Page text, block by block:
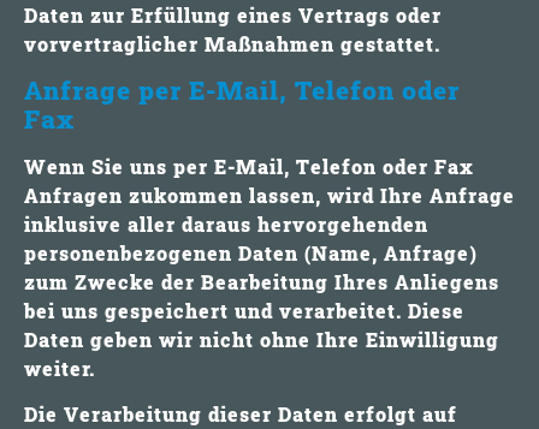
Daten zur Erfüllung eines Vertrags oder
vorvertraglicher Maßnahmen gestattet.
Anfrage per E-Mail, Telefon oder
Fax
Wenn Sie uns per E-Mail, Telefon oder Fax
Anfragen zukommen lassen, wird Ihre Anfrage
inklusive aller daraus hervorgehenden
personenbezogenen Daten (Name, Anfrage)
zum Zwecke der Bearbeitung Ihres Anliegens
bei uns gespeichert und verarbeitet. Diese
Daten geben wir nicht ohne Ihre Einwilligung
weiter.
Die Verarbeitung dieser Daten erfolgt auf